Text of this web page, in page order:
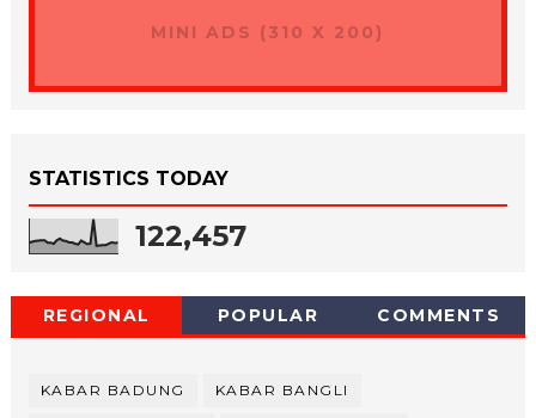
MINI ADS (310 X 200)
STATISTICS TODAY
122,457
REGIONAL POPULAR COMMENTS
KABAR BADUNG KABAR BANGLI